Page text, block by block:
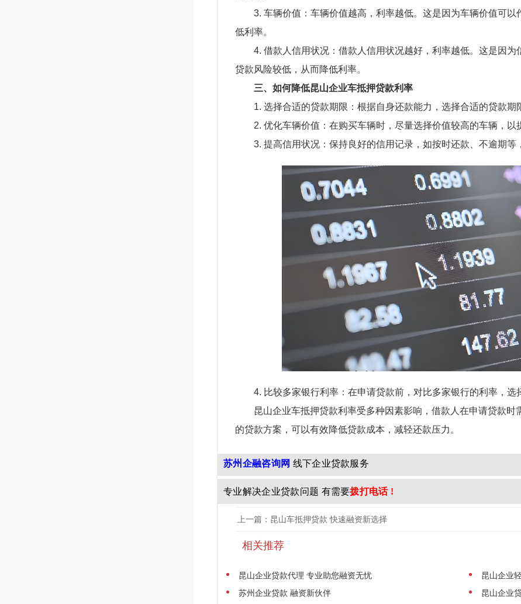
3. 车辆价值：车辆价值越高，利率越低。这是因为车辆价值可
低利率。
4. 借款人信用状况：借款人信用状况越好，利率越低。这是因
贷款风险较低，从而降低利率。
三、如何降低昆山企业车抵押贷款利率
1. 选择合适的贷款期限：根据自身还款能力，选择合适的贷款期
2. 优化车辆价值：在购买车辆时，尽量选择价值较高的车辆，以
3. 提高信用状况：保持良好的信用记录，如按时还款、不逾期等
4. 比较多家银行利率：在申请贷款前，对比多家银行的利率，选
昆山企业车抵押贷款利率受多种因素影响，借款人在申请贷款
的贷款方案，可以有效降低贷款成本，减轻还款压力。
苏州企融咨询网 线下企业贷款服务
专业解决企业贷款问题 有需要拨打电话 !
上一篇：昆山车抵押贷款 快速融资新选择
相关推荐
昆山企业贷款代理 专业助您融资无忧
昆山企业
苏州企业贷款 融资新伙伴
昆山企业